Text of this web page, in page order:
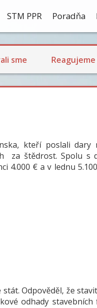
STM PPR Poradňa
sme
kteří poslali dary
za štědrost. Spolu s
4.000 € a v lednu
Odpověděl, že
odhady